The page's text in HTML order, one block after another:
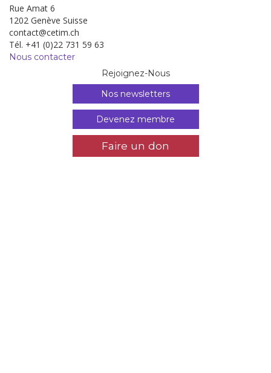
Rue Amat 6
1202 Genève Suisse
contact@cetim.ch
Tél. +41 (0)22 731 59 63
Nous contacter
Rejoignez-Nous
Nos newsletters
Devenez membre
Faire un don